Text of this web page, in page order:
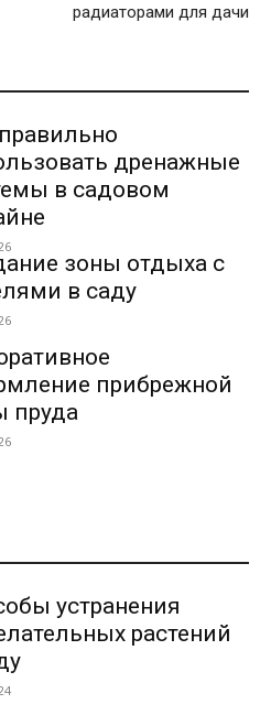
радиаторами для дачи
дренажные
в садовом
зоны отдыха с
в саду
прибрежной
пруда
устранения
растений